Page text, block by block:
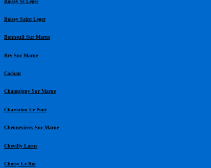
Boissy Saint Leger
Bonneuil Sur Marne
Bry Sur Marne
Cachan
Champigny Sur Marne
Charenton Le Pont
Chennevieres Sur Marne
Chevilly Larue
Choisy Le Roi